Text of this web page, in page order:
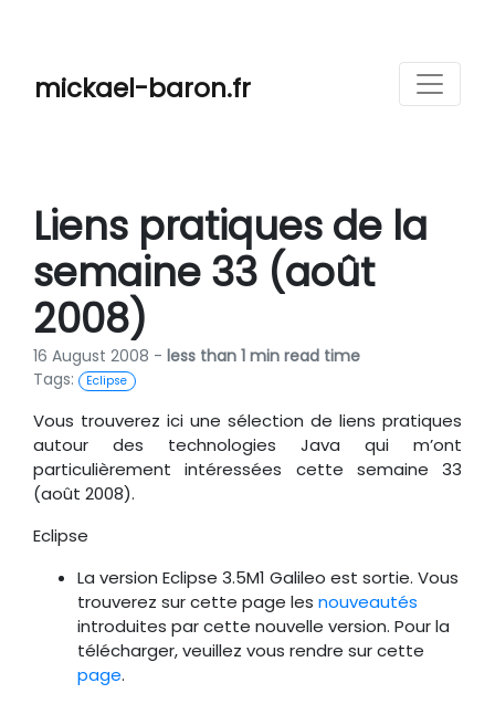
mickael-baron.fr
Liens pratiques de la
semaine 33 (août
2008)
16 August 2008 - less than 1 min read time
Tags:
Eclipse
Vous trouverez ici une sélection de liens pratiques
autour des technologies Java qui m’ont
particulièrement intéressées cette semaine 33
(août 2008).
Eclipse
La version Eclipse 3.5M1 Galileo est sortie. Vous
trouverez sur cette page les nouveautés
introduites par cette nouvelle version. Pour la
télécharger, veuillez vous rendre sur cette
page.